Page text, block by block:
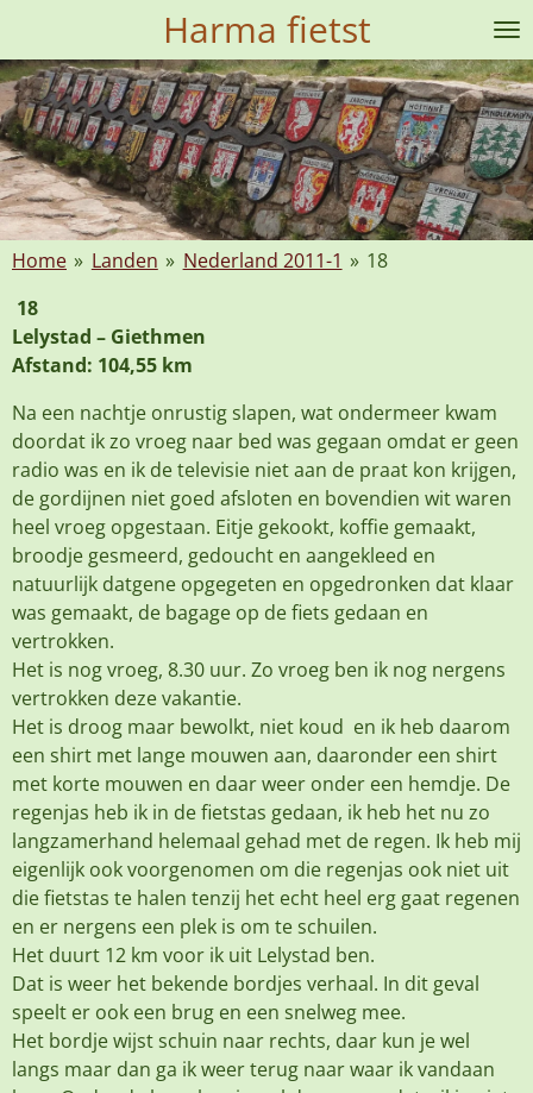
naar
de
hoofdinhoud
Harma fietst
Home » Landen » Nederland 2011-1 » 18
18
Lelystad – Giethmen
Afstand: 104,55 km
Na een nachtje onrustig slapen, wat ondermeer kwam
doordat ik zo vroeg naar bed was gegaan omdat er geen
radio was en ik de televisie niet aan de praat kon krijgen,
de gordijnen niet goed afsloten en bovendien wit waren
heel vroeg opgestaan. Eitje gekookt, koffie gemaakt,
broodje gesmeerd, gedoucht en aangekleed en
natuurlijk datgene opgegeten en opgedronken dat klaar
was gemaakt, de bagage op de fiets gedaan en
vertrokken.
Het is nog vroeg, 8.30 uur. Zo vroeg ben ik nog nergens
vertrokken deze vakantie.
Het is droog maar bewolkt, niet koud en ik heb daarom
een shirt met lange mouwen aan, daaronder een shirt
met korte mouwen en daar weer onder een hemdje. De
regenjas heb ik in de fietstas gedaan, ik heb het nu zo
langzamerhand helemaal gehad met de regen. Ik heb mij
eigenlijk ook voorgenomen om die regenjas ook niet uit
die fietstas te halen tenzij het echt heel erg gaat regenen
en er nergens een plek is om te schuilen.
Het duurt 12 km voor ik uit Lelystad ben.
Dat is weer het bekende bordjes verhaal. In dit geval
speelt er ook een brug en een snelweg mee.
Het bordje wijst schuin naar rechts, daar kun je wel
langs maar dan ga ik weer terug naar waar ik vandaan